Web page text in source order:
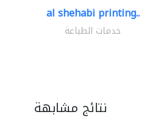
al shehabi printing..
خدمات الطباعة
نتائج مشابهة